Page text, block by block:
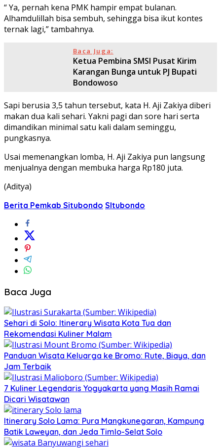
“ Ya, pernah kena PMK hampir empat bulanan.
Alhamdulillah bisa sembuh, sehingga bisa ikut kontes
ternak lagi,” tambahnya.
Baca Juga:
Ketua Pembina SMSI Pusat Kirim
Karangan Bunga untuk PJ Bupati
Bondowoso
Sapi berusia 3,5 tahun tersebut, kata H. Aji Zakiya diberi
makan dua kali sehari. Yakni pagi dan sore hari serta
dimandikan minimal satu kali dalam seminggu,
pungkasnya.
Usai memenangkan lomba, H. Aji Zakiya pun langsung
menjualnya dengan membuka harga Rp180 juta.
(Aditya)
Berita Pemkab Situbondo SItubondo
Baca Juga
Sehari di Solo: Itinerary Wisata Kota Tua dan
Rekomendasi Kuliner Malam
Panduan Wisata Keluarga ke Bromo: Rute, Biaya, dan
Jam Terbaik
7 Kuliner Legendaris Yogyakarta yang Masih Ramai
Dicari Wisatawan
Itinerary Solo Lama: Pura Mangkunegaran, Kampung
Batik Laweyan, dan Jeda Timlo-Selat Solo